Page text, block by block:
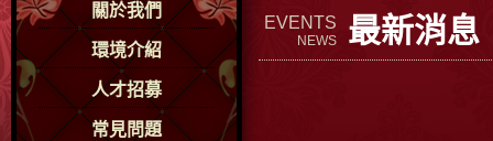
關於我們
環境介紹
人才招募
常見問題
EVENTS
NEWS 最新消息